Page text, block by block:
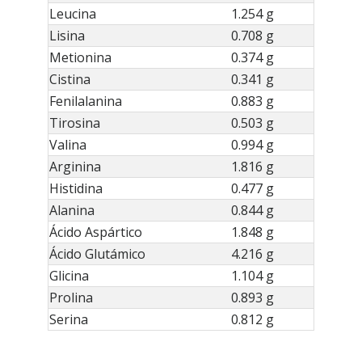
Leucina
1.254 g
Lisina
0.708 g
Metionina
0.374 g
Cistina
0.341 g
Fenilalanina
0.883 g
Tirosina
0.503 g
Valina
0.994 g
Arginina
1.816 g
Histidina
0.477 g
Alanina
0.844 g
Ácido Aspártico
1.848 g
Ácido Glutámico
4.216 g
Glicina
1.104 g
Prolina
0.893 g
Serina
0.812 g